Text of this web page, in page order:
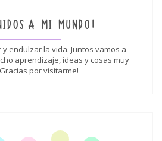
A MI MUNDO!
endulzar la vida. Juntos vamos a
aprendizaje, ideas y cosas muy
por visitarme!